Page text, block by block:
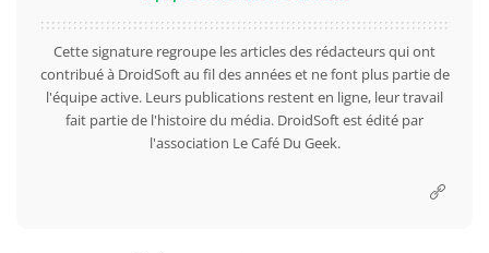
Cette signature regroupe les articles des rédacteurs qui ont
contribué à DroidSoft au fil des années et ne font plus partie de
l'équipe active. Leurs publications restent en ligne, leur travail
fait partie de l'histoire du média. DroidSoft est édité par
l'association Le Café Du Geek.